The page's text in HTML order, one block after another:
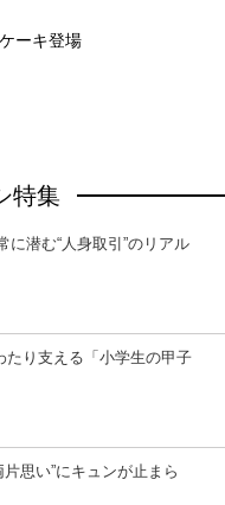
ーキ登場
特集
に潜む“人身取引”のリアル
たり支える「小学生の甲子
思い”にキュンが止まら